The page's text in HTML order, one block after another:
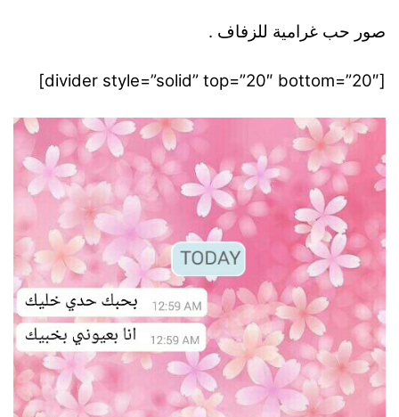
صور حب غرامية للزفاف .
[divider style=”solid” top=”20″ bottom=”20″]